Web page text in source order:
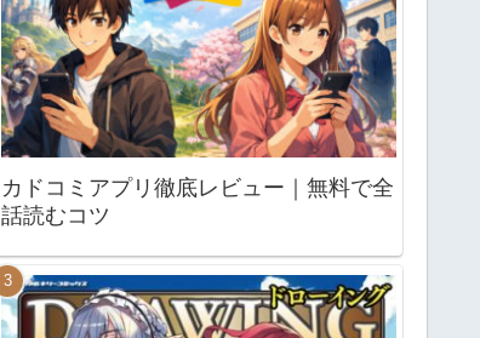
カドコミアプリ徹底レビュー｜無料で全
話読むコツ